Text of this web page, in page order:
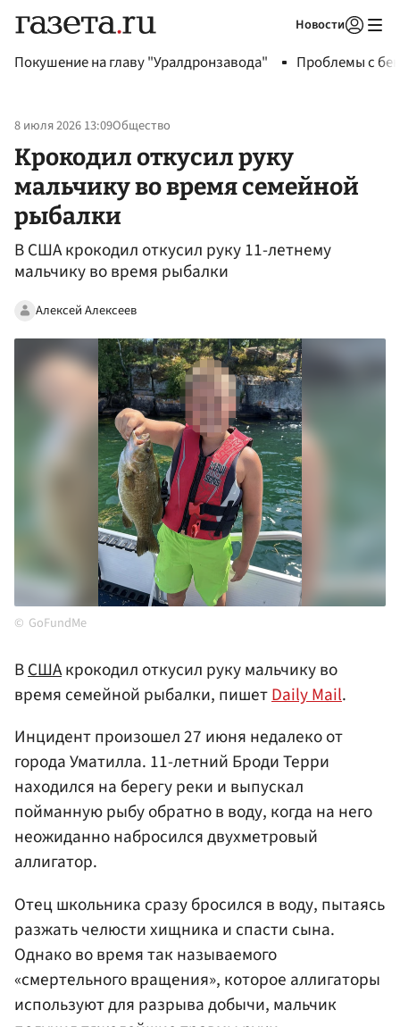
Новости
Покушение на главу "Уралдронзавода" Проблемы с
8 июля 2026 13:09Общество
Крокодил откусил руку
мальчику во время семейной
рыбалки
В США крокодил откусил руку 11-летнему
мальчику во время рыбалки
Алексей Алексеев
GoFundMe
ВСШАкрокодил откусил руку мальчику во
время семейной рыбалки, пишетDaily Mail.
Инцидент произошел 27 июня недалеко от
города Уматилла. 11-летний Броди Терри
находился на берегу реки и выпускал
пойманную рыбу обратно в воду, когда на него
неожиданно набросился двухметровый
аллигатор.
Отец школьника сразу бросился в воду, пытаясь
разжать челюсти хищника и спасти сына.
Однако во время так называемого
«смертельного вращения», которое аллигаторы
используют для разрыва добычи, мальчик